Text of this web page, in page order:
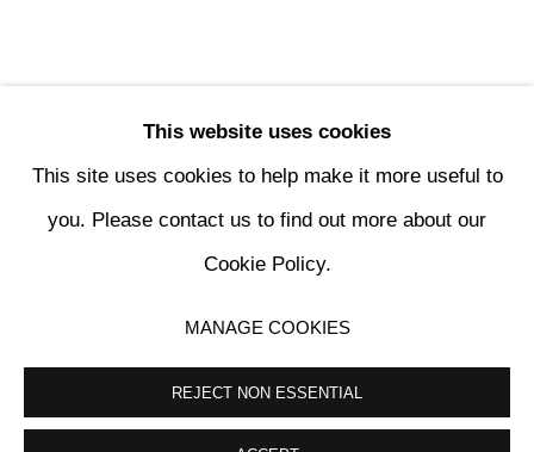
COPYRIGHT © 2024 KETABI BOURDET
This website uses cookies
This site uses cookies to help make it more useful to
you. Please contact us to find out more about our
Cookie Policy.
MANAGE COOKIES
REJECT NON ESSENTIAL